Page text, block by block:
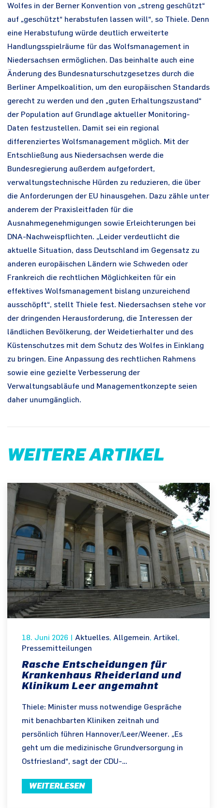
Wolfes in der Berner Konvention von „streng geschützt“
auf „geschützt“ herabstufen lassen will“, so Thiele. Denn
eine Herabstufung würde deutlich erweiterte
Handlungsspielräume für das Wolfsmanagement in
Niedersachsen ermöglichen. Das beinhalte auch eine
Änderung des Bundesnaturschutzgesetzes durch die
Berliner Ampelkoalition, um den europäischen Standards
gerecht zu werden und den „guten Erhaltungszustand“
der Population auf Grundlage aktueller Monitoring-
Daten festzustellen. Damit sei ein regional
differenziertes Wolfsmanagement möglich. Mit der
Entschließung aus Niedersachsen werde die
Bundesregierung außerdem aufgefordert,
verwaltungstechnische Hürden zu reduzieren, die über
die Anforderungen der EU hinausgehen. Dazu zähle unter
anderem der Praxisleitfaden für die
Ausnahmegenehmigungen sowie Erleichterungen bei
DNA-Nachweispflichten. „Leider verdeutlicht die
aktuelle Situation, dass Deutschland im Gegensatz zu
anderen europäischen Ländern wie Schweden oder
Frankreich die rechtlichen Möglichkeiten für ein
effektives Wolfsmanagement bislang unzureichend
ausschöpft“, stellt Thiele fest. Niedersachsen stehe vor
der dringenden Herausforderung, die Interessen der
ländlichen Bevölkerung, der Weidetierhalter und des
Küstenschutzes mit dem Schutz des Wolfes in Einklang
zu bringen. Eine Anpassung des rechtlichen Rahmens
sowie eine gezielte Verbesserung der
Verwaltungsabläufe und Managementkonzepte seien
daher unumgänglich.
WEITERE ARTIKEL
18. Juni 2026 Aktuelles, Allgemein, Artikel,
Pressemitteilungen
Rasche Entscheidungen für
Krankenhaus Rheiderland und
Klinikum Leer angemahnt
Thiele: Minister muss notwendige Gespräche
mit benachbarten Kliniken zeitnah und
persönlich führen Hannover/Leer/Weener. „Es
geht um die medizinische Grundversorgung in
Ostfriesland“, sagt der CDU-…
WEITERLESEN